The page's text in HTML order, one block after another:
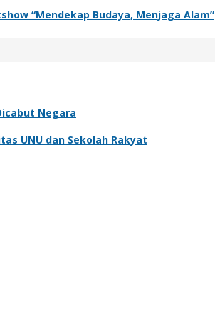
“Mendekap Budaya, Menjaga Alam”
Negara
UNU dan Sekolah Rakyat